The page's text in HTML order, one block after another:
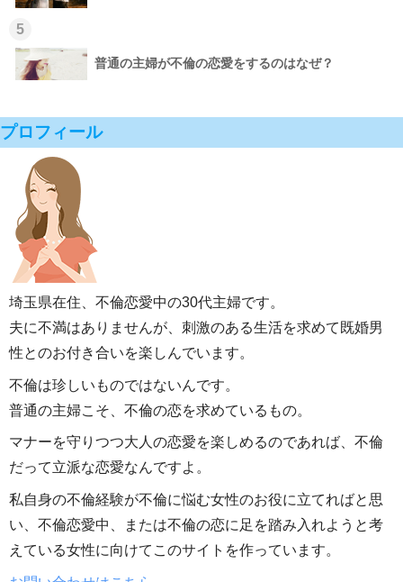
5
普通の主婦が不倫の恋愛をするのはなぜ？
プロフィール
埼玉県在住、不倫恋愛中の30代主婦です。
夫に不満はありませんが、刺激のある生活を求めて既婚男
性とのお付き合いを楽しんでいます。
不倫は珍しいものではないんです。
普通の主婦こそ、不倫の恋を求めているもの。
マナーを守りつつ大人の恋愛を楽しめるのであれば、不倫
だって立派な恋愛なんですよ。
私自身の不倫経験が不倫に悩む女性のお役に立てればと思
い、不倫恋愛中、または不倫の恋に足を踏み入れようと考
えている女性に向けてこのサイトを作っています。